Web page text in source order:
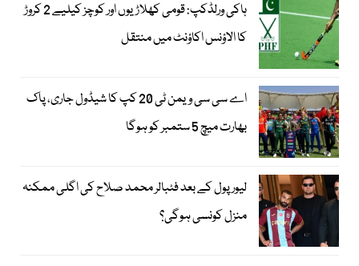
ہاکی ورلڈکپ: قومی کھلاڑیوں اور کوچز کیلیے 2 کروڑ
کا الاؤنس اکاؤنٹ میں منتقل
اے سی سی ویمن ٹی 20 کپ کا شیڈول جاری، پاک
بھارت میچ 5 ستمبر کو ہوگا
لیور پول کے بعد فٹبالر محمد صلاح کی اگلی ممکنہ
منزل کونسی ہوگی؟